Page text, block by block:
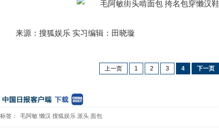
来源：搜狐娱乐 实习编辑：田晓璇
上一页 1 2 3 4 下一页
标签： 毛阿敏 懒汉 搜狐娱乐 派头 面包